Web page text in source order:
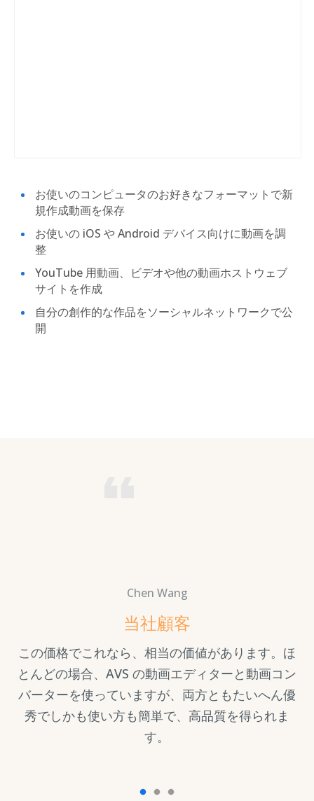
お使いのコンピュータのお好きなフォーマットで新
規作成動画を保存
お使いの iOS や Android デバイス向けに動画を調
整
YouTube 用動画、ビデオや他の動画ホストウェブ
サイトを作成
自分の創作的な作品をソーシャルネットワークで公
開
Chen Wang
当社顧客
この価格でこれなら、相当の価値があります。ほ
とんどの場合、AVS の動画エディターと動画コン
バーターを使っていますが、両方ともたいへん優
秀でしかも使い方も簡単で、高品質を得られま
す。